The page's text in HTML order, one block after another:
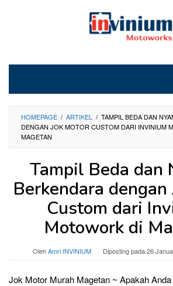
HOMEPAGE / ARTIKEL / TAMPIL BEDA DAN
DENGAN JOK MOTOR CUSTOM DARI INVINIUM
MAGETAN
Tampil Beda dan
Berkendara
Custom dari
Motowork di
OlehAmri INVINIUM Diposting pada26
Jok Motor Murah Magetan ~ Apakah